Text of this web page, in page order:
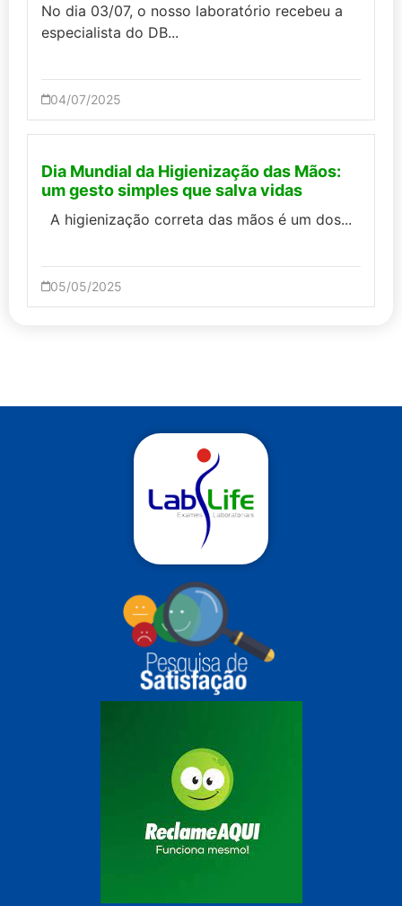
No dia 03/07, o nosso laboratório recebeu a
especialista do DB...
04/07/2025
Dia Mundial da Higienização das Mãos:
um gesto simples que salva vidas
A higienização correta das mãos é um dos...
05/05/2025